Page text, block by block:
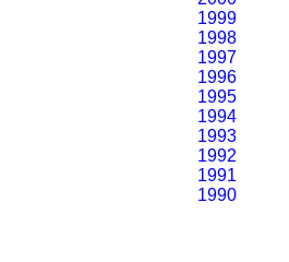
1999
1998
1997
1996
1995
1994
1993
1992
1991
1990